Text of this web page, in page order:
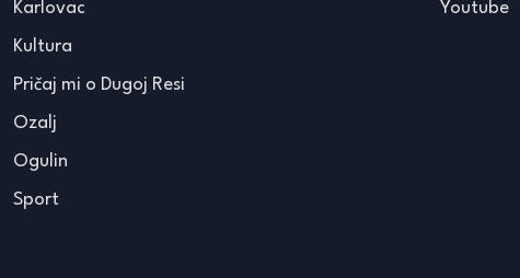
Karlovac
Kultura
Pričaj mi o Dugoj Resi
Ozalj
Ogulin
Sport
Youtube